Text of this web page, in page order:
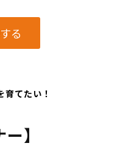
る
育てたい！
】